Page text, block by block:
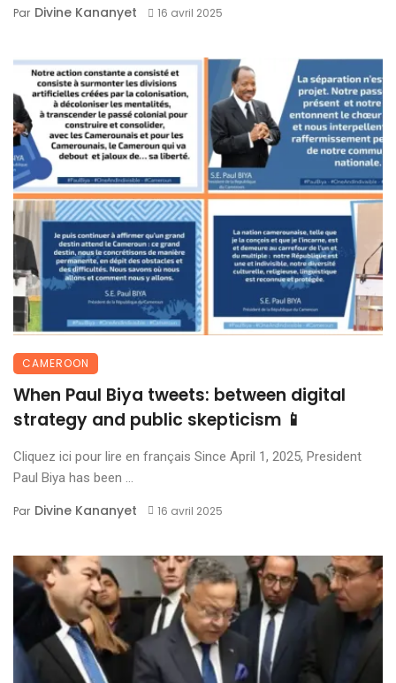
Par Divine Kananyet 16 avril 2025
CAMEROON
When Paul Biya tweets: between digital
strategy and public skepticism 📱
Cliquez ici pour lire en français Since April 1, 2025, President
Paul Biya has been ...
Par Divine Kananyet 16 avril 2025